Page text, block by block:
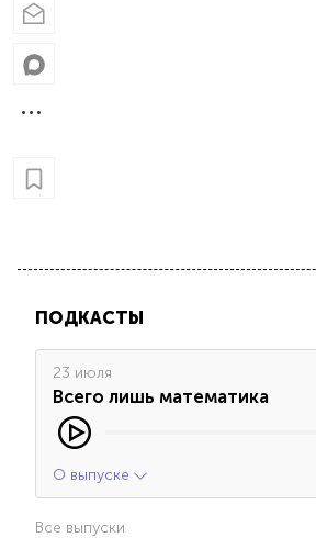
ПОДКАСТЫ
23 июля
Всего лишь математика
О выпуске
Все выпуски